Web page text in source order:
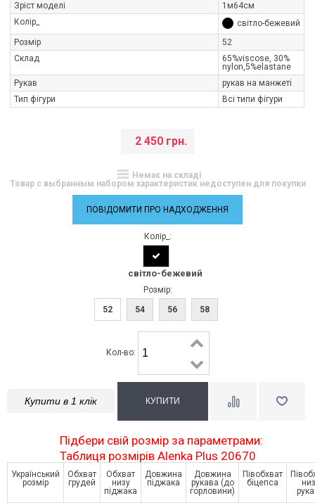
Зріст моделі
1м64см
Колір_
світло-бежевий
Розмір
52
Склад
65%viscose, 30%
nylon,5%elastane
Рукав
рукав на манжеті
Тип фігури
Всі типи фігури
2 450 грн.
Немає на складі
Товар с выбранным набором характеристик недоступен для покупки
ПОВІДОМИТИ ПРО НАДХОДЖЕННЯ
Колір_:
світло-бежевий
Розмір:
52
54 56 58
Кол-во:
Купити в 1 клік
Підбери свій розмір за параметрами:
Таблиця розмірів Alenka Plus 20670
Український
розмір
Обхват
грудей
Обхват
низу
піджака
Довжина
піджака
Довжина
рукава (до
горловини)
Півобхват
біцепса